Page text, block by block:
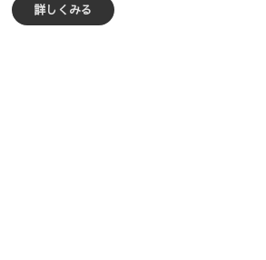
詳しくみる